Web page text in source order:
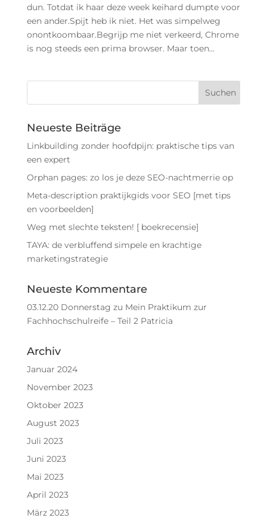
dun. Totdat ik haar deze week keihard dumpte voor
een ander.Spijt heb ik niet. Het was simpelweg
onontkoombaar.Begrijp me niet verkeerd, Chrome
is nog steeds een prima browser. Maar toen...
Neueste Beiträge
Linkbuilding zonder hoofdpijn: praktische tips van
een expert
Orphan pages: zo los je deze SEO-nachtmerrie op
Meta-description praktijkgids voor SEO [met tips
en voorbeelden]
Weg met slechte teksten! [ boekrecensie]
TAYA: de verbluffend simpele en krachtige
marketingstrategie
Neueste Kommentare
03.12.20 Donnerstag zu Mein Praktikum zur
Fachhochschulreife – Teil 2 Patricia
Archiv
Januar 2024
November 2023
Oktober 2023
August 2023
Juli 2023
Juni 2023
Mai 2023
April 2023
März 2023